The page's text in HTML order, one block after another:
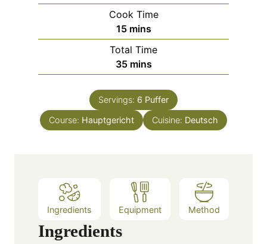
i
n
u
t
e
s
Cook Time
15m
i
n
u
e
s
mins
Total Time
35m
i
n
u
t
mins
Servings: 6 Puffer
Course: Hauptgericht Cuisine: Deutsch
Ingredients Equipment Method
Ingredients